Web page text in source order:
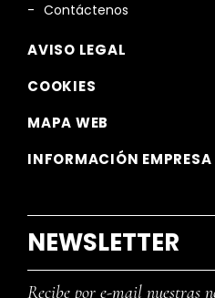
Contáctenos
AVISO LEGAL
COOKIES
MAPA WEB
INFORMACIÓN EMPRESA
NEWSLETTER
Recibe por e-mail nuestras